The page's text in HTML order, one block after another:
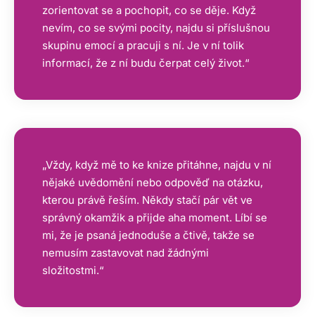
zorientovat se a pochopit, co se děje. Když
nevím, co se svými pocity, najdu si příslušnou
skupinu emocí a pracuji s ní. Je v ní tolik
informací, že z ní budu čerpat celý život.“
„Vždy, když mě to ke knize přitáhne, najdu v ní
nějaké uvědomění nebo odpověď na otázku,
kterou právě řeším. Někdy stačí pár vět ve
správný okamžik a přijde aha moment. Líbí se
mi, že je psaná jednoduše a čtivě, takže se
nemusím zastavovat nad žádnými
složitostmi.“